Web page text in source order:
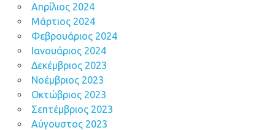
Απρίλιος 2024
Μάρτιος 2024
Φεβρουάριος 2024
Ιανουάριος 2024
Δεκέμβριος 2023
Νοέμβριος 2023
Οκτώβριος 2023
Σεπτέμβριος 2023
Αύγουστος 2023